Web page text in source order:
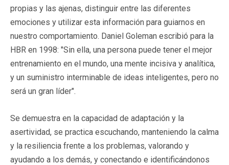
propias y las ajenas, distinguir entre las diferentes
emociones y utilizar esta información para guiarnos en
nuestro comportamiento. Daniel Goleman escribió para la
HBR en 1998: "Sin ella, una persona puede tener el mejor
entrenamiento en el mundo, una mente incisiva y analítica,
y un suministro interminable de ideas inteligentes, pero no
será un gran líder".
Se demuestra en la capacidad de adaptación y la
asertividad, se practica escuchando, manteniendo la calma
y la resiliencia frente a los problemas, valorando y
ayudando a los demás, y conectando e identificándonos